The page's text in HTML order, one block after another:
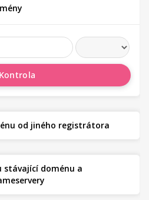
Kontrola
od jiného registrátora
stávající doménu a